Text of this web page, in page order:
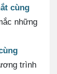
cùng
những
trình